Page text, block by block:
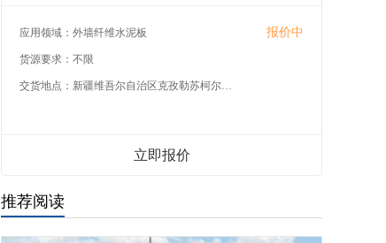
应用领域： 外墙纤维水泥板 报价中
货源要求： 不限
交货地点： 新疆维吾尔自治区克孜勒苏柯尔克孜自治州
立即报价
推荐阅读